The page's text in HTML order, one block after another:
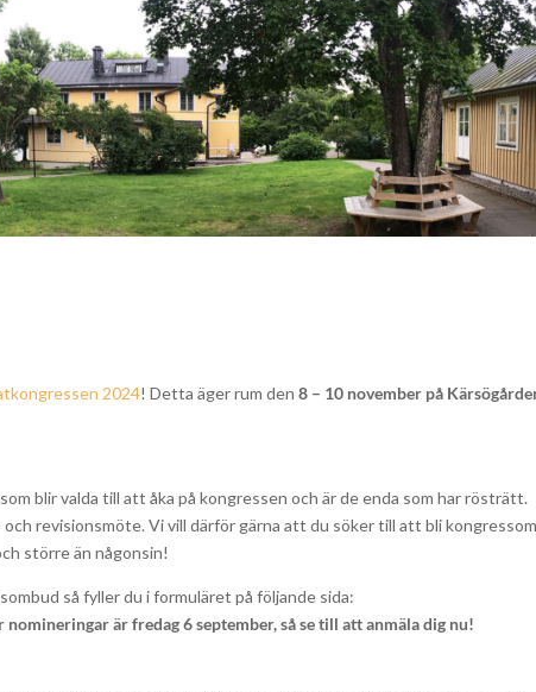
2024! Detta äger rum den8 – 10 november på
blir valda till att åka på kongressen och är de enda som har rösträtt.
revisionsmöte. Vi vill därför gärna att du söker till att bli
större än någonsin!
så fyller du i formuläret på följande sida:
nomineringar är fredag 6 september, så se till att anmäla dig nu!